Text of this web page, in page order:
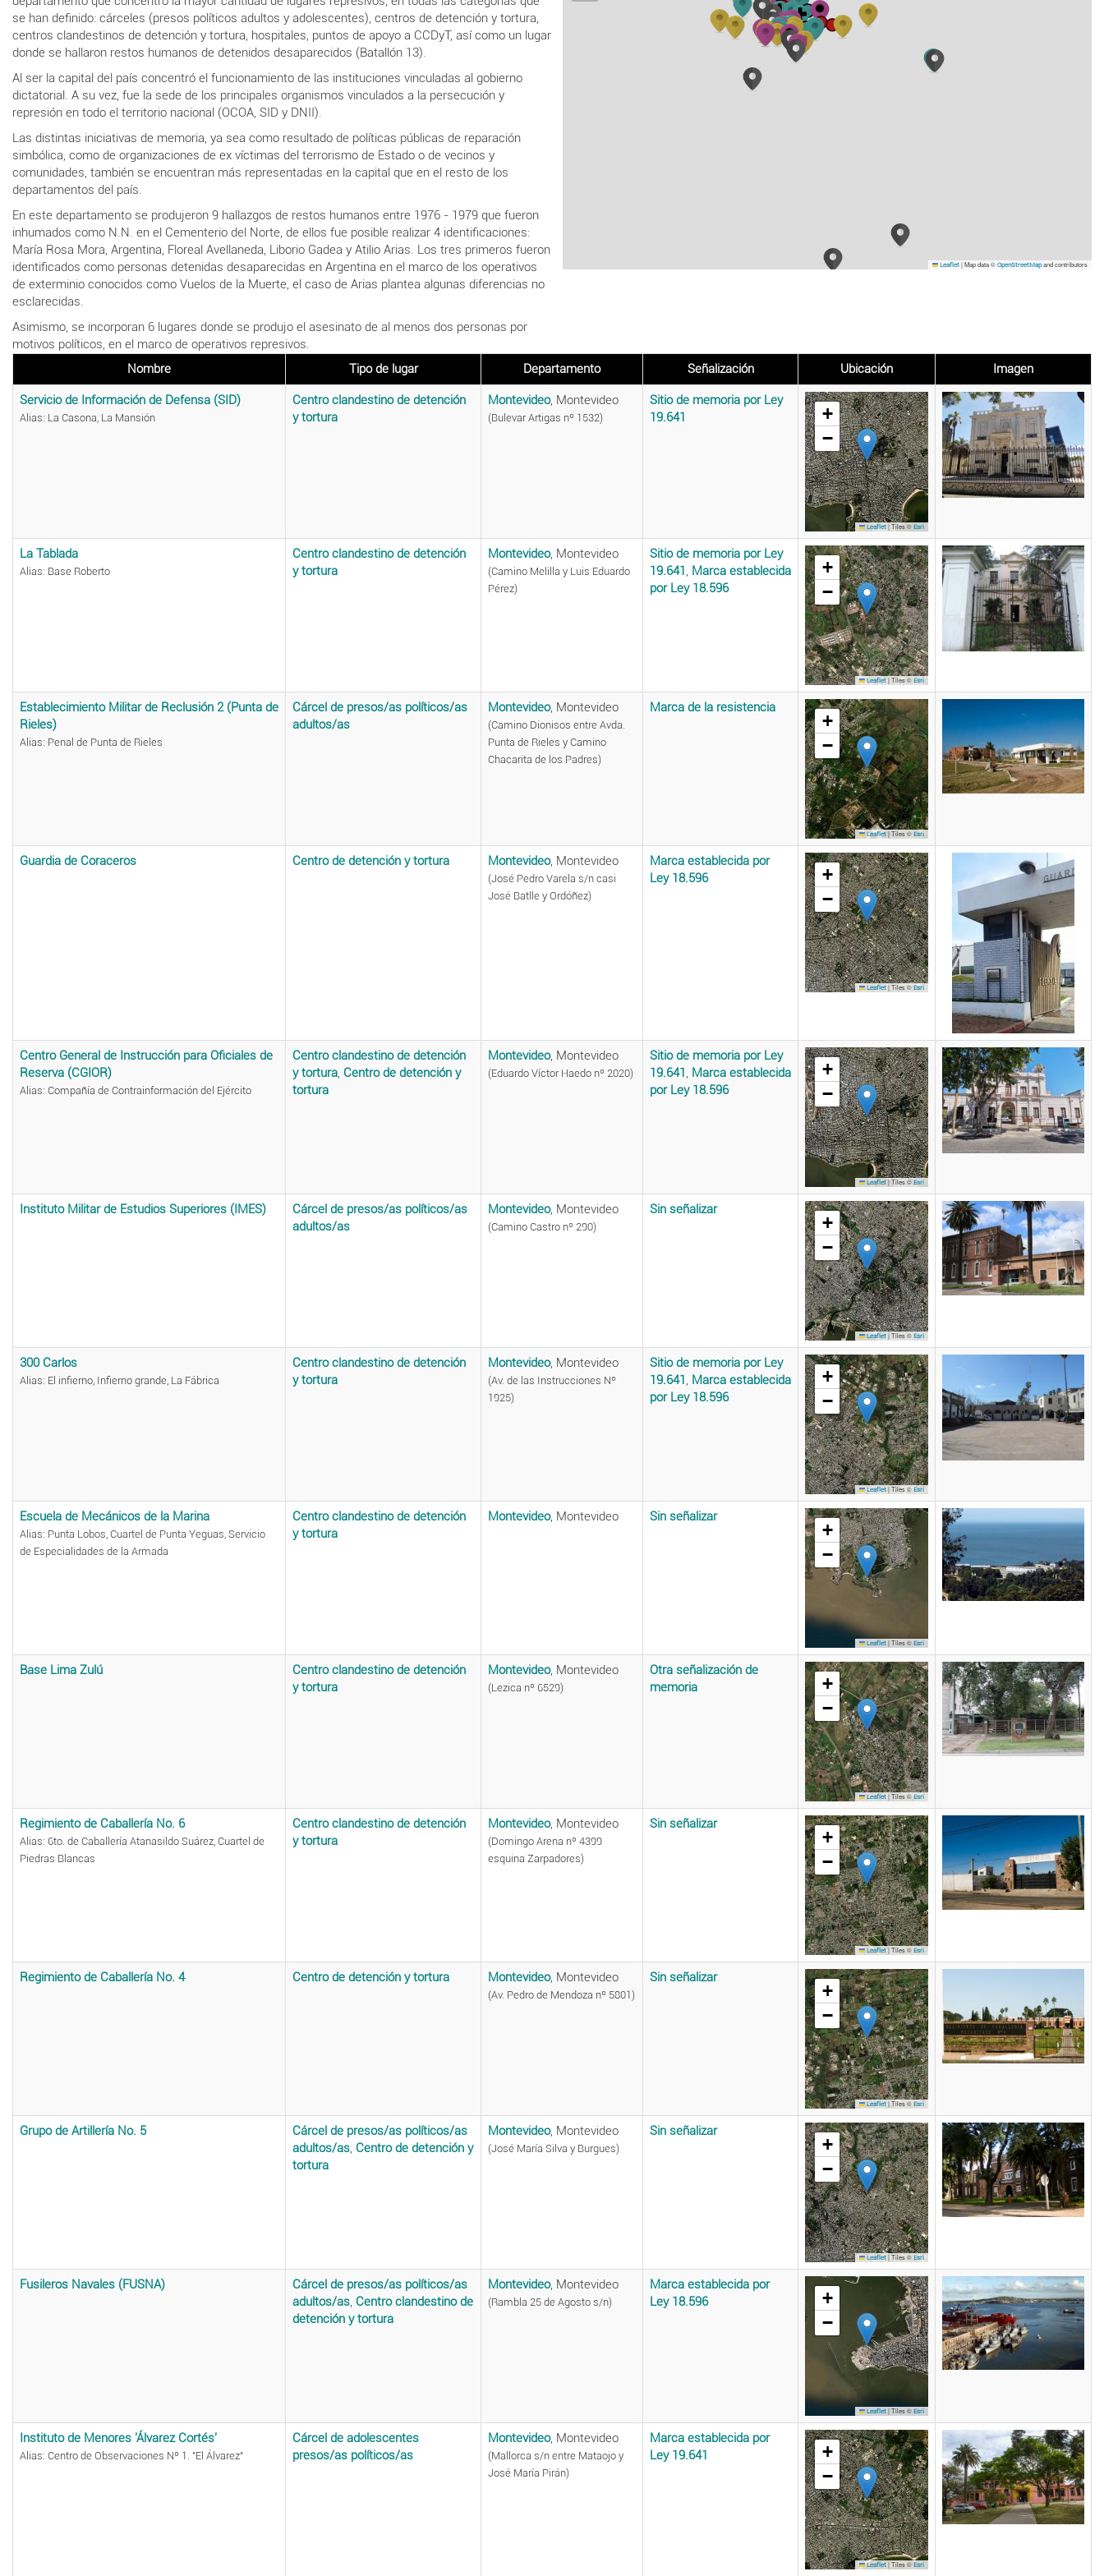
se han definido: cárceles (presos políticos adultos y adolescentes), centros de detención y tortura,
centros clandestinos de detención y tortura, hospitales, puntos de apoyo a CCDyT, así como un lugar
donde se hallaron restos humanos de detenidos desaparecidos (Batallón 13).
Al ser la capital del país concentró el funcionamiento de las instituciones vinculadas al gobierno
dictatorial. A su vez, fue la sede de los principales organismos vinculados a la persecución y
represión en todo el territorio nacional (OCOA, SID y DNII).
Las distintas iniciativas de memoria, ya sea como resultado de políticas públicas de reparación
simbólica, como de organizaciones de ex víctimas del terrorismo de Estado o de vecinos y
comunidades, también se encuentran más representadas en la capital que en el resto de los
departamentos del país.
En este departamento se produjeron 9 hallazgos de restos humanos entre 1976 - 1979 que fueron
inhumados como N.N. en el Cementerio del Norte, de ellos fue posible realizar 4 identificaciones:
María Rosa Mora, Argentina, Floreal Avellaneda, Liborio Gadea y Atilio Arias. Los tres primeros fueron
identificados como personas detenidas desaparecidas en Argentina en el marco de los operativos
de exterminio conocidos como Vuelos de la Muerte, el caso de Arias plantea algunas diferencias no
esclarecidas.
Asimismo, se incorporan 6 lugares donde se produjo el asesinato de al menos dos personas por
motivos políticos, en el marco de operativos represivos.
Leaflet |Map data © OpenStreetMapand contributors
Nombre Tipo de lugar Departamento Señalización Ubicación Imagen
Servicio de Información de Defensa (SID)
Alias: La Casona, La Mansión
Centro clandestino de detención
y tortura
Montevideo, Montevideo
(Bulevar Artigas nº 1532)
Sitio de memoria por Ley
19.641
+
−
Leaflet |Tiles © Esri
La Tablada
Alias: Base Roberto
Centro clandestino de detención
y tortura
Montevideo, Montevideo
(Camino Melilla y Luis Eduardo
Pérez)
Sitio de memoria por Ley
19.641, Marca establecida
por Ley 18.596
+
−
Leaflet |Tiles © Esri
Establecimiento Militar de Reclusión 2 (Punta de
Rieles)
Alias: Penal de Punta de Rieles
Cárcel de presos/as políticos/as
adultos/as
Montevideo, Montevideo
(Camino Dionisos entre Avda.
Punta de Rieles y Camino
Chacarita de los Padres)
Marca de la resistencia
+
−
Leaflet |Tiles © Esri
Guardia de Coraceros Centro de detención y tortura Montevideo, Montevideo
(José Pedro Varela s/n casi
José Batlle y Ordóñez)
Marca establecida por
Ley 18.596
+
−
Leaflet |Tiles © Esri
Centro General de Instrucción para Oficiales de
Reserva (CGIOR)
Alias: Compañía de Contrainformación del Ejército
Centro clandestino de detención
y tortura, Centro de detención y
tortura
Montevideo, Montevideo
(Eduardo Víctor Haedo nº 2020)
Sitio de memoria por Ley
19.641, Marca establecida
por Ley 18.596
+
−
Leaflet |Tiles © Esri
Instituto Militar de Estudios Superiores (IMES)
Cárcel de presos/as políticos/as
adultos/as
Montevideo, Montevideo
(Camino Castro nº 290)
Sin señalizar
+
−
Leaflet |Tiles ©Esri
300 Carlos
Alias: El infierno, Infierno grande, La Fábrica
Centro clandestino de detención
y tortura
Montevideo, Montevideo
(Av. de las Instrucciones Nº
1925)
Sitio de memoria por Ley
19.641, Marca establecida
por Ley 18.596
+
−
Leaflet |Tiles © Esri
Escuela de Mecánicos de la Marina
Alias: Punta Lobos, Cuartel de Punta Yeguas, Servicio
de Especialidades de la Armada
Centro clandestino de detención
y tortura
Montevideo, Montevideo Sin señalizar
+
−
Leaflet |Tiles © Esri
Base Lima Zulú
Centro clandestino de detención
y tortura
Montevideo, Montevideo
(Lezica nº 6529)
Otra señalización de
memoria
+
−
Leaflet |Tiles ©Esri
Regimiento de Caballería No. 6
Alias: 6to. de Caballería Atanasildo Suárez, Cuartel de
Piedras Blancas
Centro clandestino de detención
y tortura
Montevideo, Montevideo
(Domingo Arena nº 4399
esquina Zarpadores)
Sin señalizar
+
−
Leaflet |Tiles © Esri
Regimiento de Caballería No. 4 Centro de detención y tortura Montevideo, Montevideo
(Av. Pedro de Mendoza nº 5801)
Sin señalizar
+
−
Leaflet |Tiles © Esri
Grupo de Artillería No. 5
Cárcel de presos/as políticos/as
adultos/as, Centro de detención y
tortura
Montevideo, Montevideo
(José María Silva y Burgues)
Sin señalizar
+
−
Leaflet |Tiles ©Esri
Fusileros Navales (FUSNA)
Cárcel de presos/as políticos/as
adultos/as, Centro clandestino de
detención y tortura
Montevideo, Montevideo
(Rambla 25 de Agosto s/n)
Marca establecida por
Ley 18.596
+
−
Leaflet |Tiles © Esri
Instituto de Menores 'Álvarez Cortés'
Alias: Centro de Observaciones Nº 1. "El Álvarez"
Cárcel de adolescentes
presos/as políticos/as
Montevideo, Montevideo
(Mallorca s/n entre Mataojo y
José María Pirán)
Marca establecida por
Ley 19.641
+
−
Leaflet |Tiles © Esri